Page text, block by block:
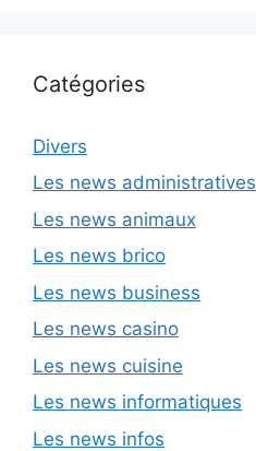
Catégories
Divers
Les news administratives
Les news animaux
Les news brico
Les news business
Les news casino
Les news cuisine
Les news informatiques
Les news infos